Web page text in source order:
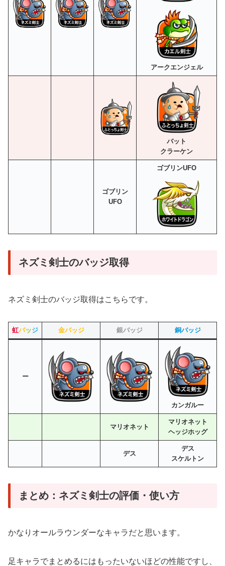
アークエンジェル
バット
クラーケン
ゴブリン
UFO
ゴブリンUFO
ネズミ剣士のバッジ取得
ネズミ剣士のバッジ取得はこちらです。
虹バッ ジ 金バッジ 銀バッジ 銅バッジ
ー
カンガルー
マリオネット
マリオネット
ヘッジホッグ
デス
デス
スケルトン
まとめ：ネズミ剣士の評価・使い方
かなりオールラウンダーなキャラだと思います。
足キャラでまとめるにはもったいないほどの性能ですし、